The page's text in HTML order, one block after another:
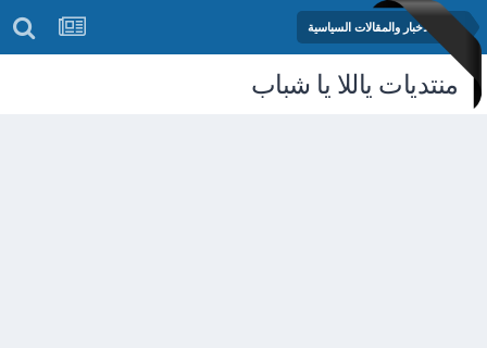
منتدى الأخبار والمقالات السياسية
منتديات ياللا يا شباب